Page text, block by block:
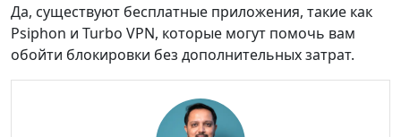
Да, существуют бесплатные приложения, такие как
Psiphon и Turbo VPN, которые могут помочь вам
обойти блокировки без дополнительных затрат.